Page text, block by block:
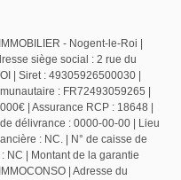
- Nogent-le-Roi |
siège social : 2 rue du
| Siret : 49305926500030 |
: FR72493059265 |
| Assurance RCP : 18648 |
délivrance : 0000-00-00 | Lieu
: NC. | N° de caisse de
NC | Montant de la garantie
| Adresse du